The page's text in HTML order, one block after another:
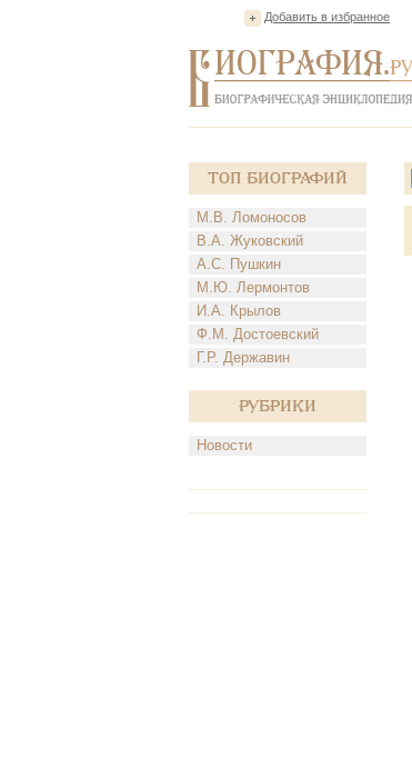
Добавить в избранное
Топ Биографий
М.В. Ломоносов
В.А. Жуковский
А.С. Пушкин
М.Ю. Лермонтов
И.А. Крылов
Ф.М. Достоевский
Г.Р. Державин
Рубрики
Новости